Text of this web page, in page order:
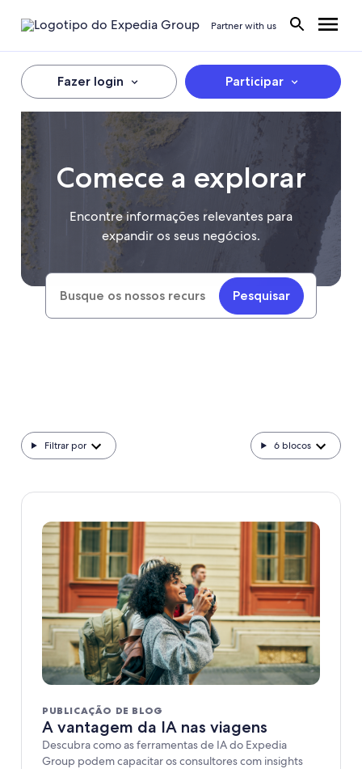
Partner with us
Fazer login Participar
Comece a explorar
Encontre informações relevantes para
expandir os seus negócios.
Search Pesquisar
Filtrar por 6 blocos
PUBLICAÇÃO DE BLOG
A vantagem da IA nas viagens
Descubra como as ferramentas de IA do Expedia
Group podem capacitar os consultores com insights